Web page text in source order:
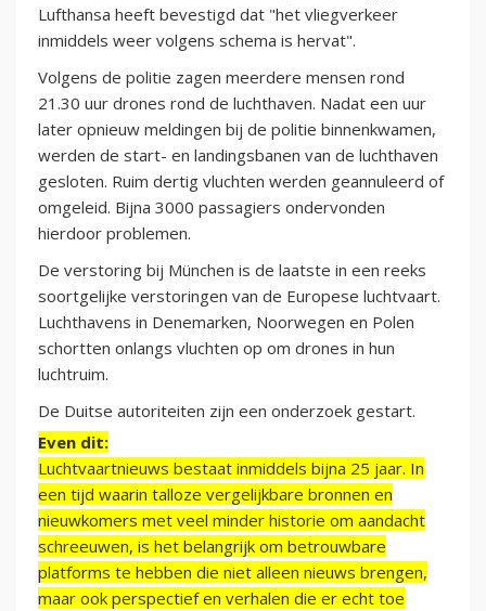
Lufthansa heeft bevestigd dat "het vliegverkeer
inmiddels weer volgens schema is hervat".
Volgens de politie zagen meerdere mensen rond
21.30 uur drones rond de luchthaven. Nadat een uur
later opnieuw meldingen bij de politie binnenkwamen,
werden de start- en landingsbanen van de luchthaven
gesloten. Ruim dertig vluchten werden geannuleerd of
omgeleid. Bijna 3000 passagiers ondervonden
hierdoor problemen.
De verstoring bij München is de laatste in een reeks
soortgelijke verstoringen van de Europese luchtvaart.
Luchthavens in Denemarken, Noorwegen en Polen
schortten onlangs vluchten op om drones in hun
luchtruim.
De Duitse autoriteiten zijn een onderzoek gestart.
Even dit:
Luchtvaartnieuws bestaat inmiddels bijna 25 jaar. In
een tijd waarin talloze vergelijkbare bronnen en
nieuwkomers met veel minder historie om aandacht
schreeuwen, is het belangrijk om betrouwbare
platforms te hebben die niet alleen nieuws brengen,
maar ook perspectief en verhalen die er echt toe